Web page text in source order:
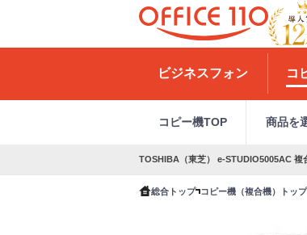
H
e
ビジネスフォン コ
コピー機TOP 商品を
TOSHIBA（東芝） e-STUDIO5005AC 複
総合トップ コピー機（複合機）トップ